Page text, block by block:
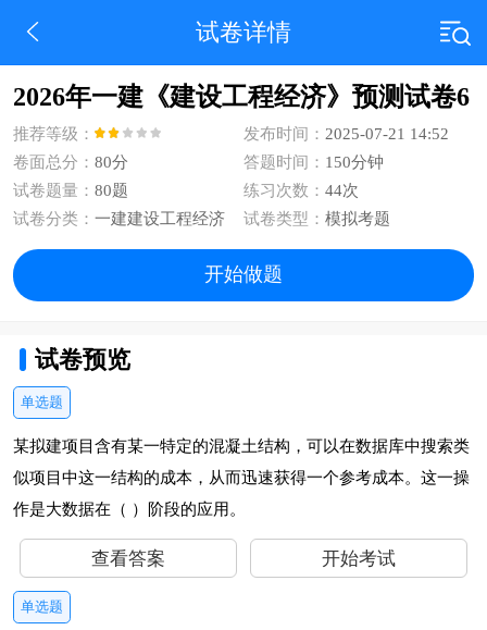
试卷详情
2026年一建《建设工程经济》预测试卷6
推荐等级： 发布时间： 2025-07-21 14:52
卷面总分： 80分 答题时间： 150分钟
试卷题量： 80题 练习次数： 44次
试卷分类： 一建建设工程经济 试卷类型： 模拟考题
开始做题
试卷预览
单选题
某拟建项目含有某一特定的混凝土结构，可以在数据库中搜索类
似项目中这一结构的成本，从而迅速获得一个参考成本。这一操
作是大数据在（ ）阶段的应用。
查看答案 开始考试
单选题